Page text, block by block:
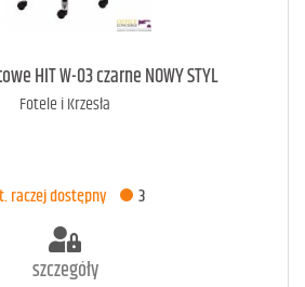
art. dostępny 6
HIT W-03 czarne NOWY STYL
Fotele i Krzesła
raczej dostępny 3
szczegóły